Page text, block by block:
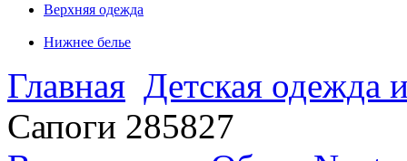
Верхняя одежда
Нижнее белье
Главная Детская одежда
Сапоги 285827